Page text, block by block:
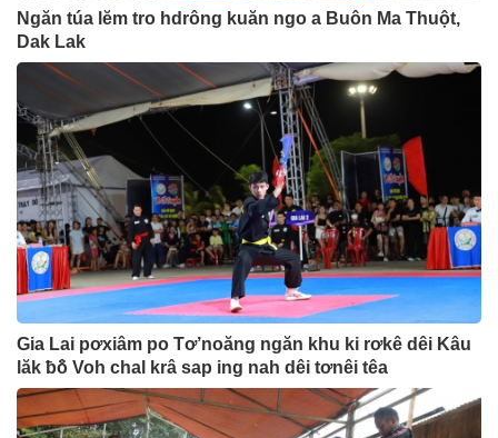
Ngăn túa lĕm tro hdrông kuăn ngo a Buôn Ma Thuột,
Dak Lak
Gia Lai pơxiâm po Tơ’noăng ngăn khu ki rơkê dêi Kâu
lăk ƀô̆ Voh chal krâ sap ing nah dêi tơnêi têa